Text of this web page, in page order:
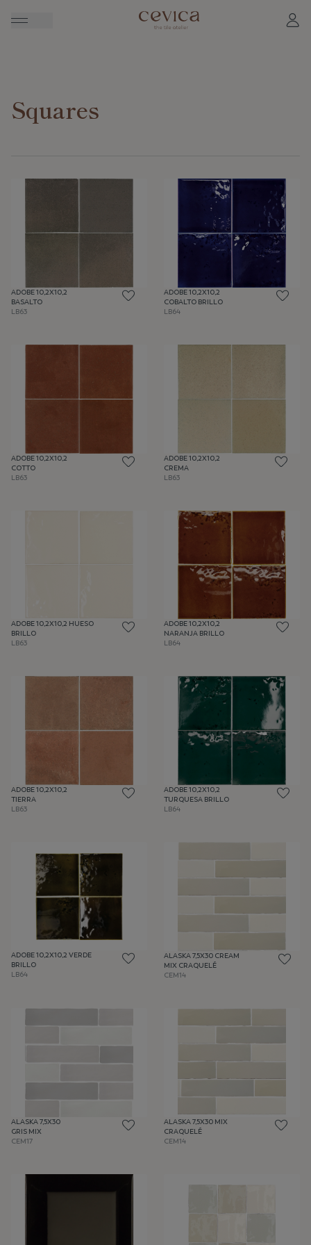
Squares
ADOBE 10,2X10,2
BASALTO
LB63
ADOBE 10,2X10,2
COBALTO BRILLO
LB64
ADOBE 10,2X10,2
COTTO
LB63
ADOBE 10,2X10,2
CREMA
LB63
ADOBE 10,2X10,2 HUESO
BRILLO
LB63
ADOBE 10,2X10,2
NARANJA BRILLO
LB64
ADOBE 10,2X10,2
TIERRA
LB63
ADOBE 10,2X10,2
TURQUESA BRILLO
LB64
ADOBE 10,2X10,2 VERDE
BRILLO
LB64
ALASKA 7,5X30 CREAM
MIX CRAQUELÉ
CEM14
ALASKA 7,5X30
GRIS MIX
CEM17
ALASKA 7,5X30 MIX
CRAQUELÉ
CEM14